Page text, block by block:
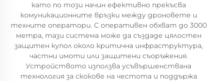
като по този начин ефективно прекъсва
комуникационните връзки между дроновете и
техните оператори. С оперативен обхват до 3000
метра, тази система може да създаде цялостен
защитен купол около критична инфраструктура,
частни имоти или защитени съоръжения.
Устройството използва усъвършенствана
технология за скокове на честота и поддържа